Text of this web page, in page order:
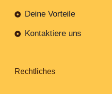
Deine Vorteile
Kontaktiere uns
Rechtliches